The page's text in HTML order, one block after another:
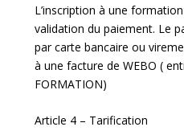
L’inscription à une
validation du paiement. Le
par carte bancaire ou
à une facture de WEBO (
FORMATION)
Article 4 – Tarification